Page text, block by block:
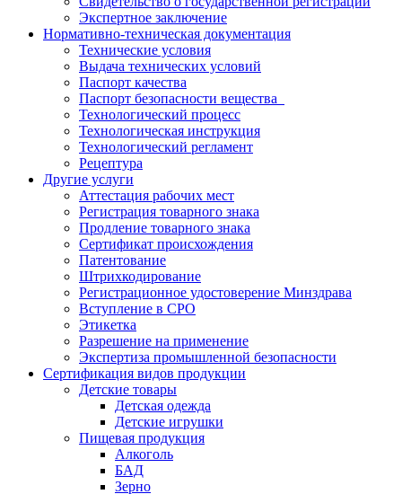
Экспертное заключение
Нормативно-техническая документация
Технические условия
Выдача технических условий
Паспорт качества
Паспорт безопасности вещества
Технологический процесс
Технологическая инструкция
Технологический регламент
Рецептура
Другие услуги
Аттестация рабочих мест
Регистрация товарного знака
Продление товарного знака
Сертификат происхождения
Патентование
Штрихкодирование
Регистрационное удостоверение Минздрава
Вступление в СРО
Этикетка
Разрешение на применение
Экспертиза промышленной безопасности
Сертификация видов продукции
Детские товары
Детская одежда
Детские игрушки
Пищевая продукция
Алкоголь
БАД
Зерно